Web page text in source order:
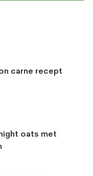
carne recept
oats met